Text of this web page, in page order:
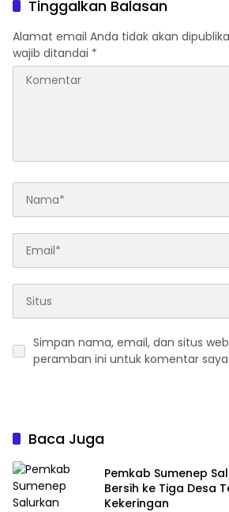
Tinggalkan Balasan
Alamat email Anda tidak akan
wajib ditandai *
Simpan nama, email, dan situs
peramban ini untuk komentar
Baca Juga
Pemkab Sumenep
Bersih ke Tiga Desa
Kekeringan